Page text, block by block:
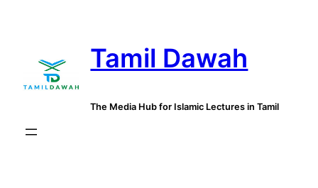
Tamil Dawah
The Media Hub for Islamic Lectures in Tamil